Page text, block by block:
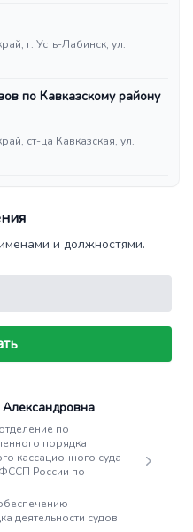
г. Усть-Лабинск, ул.
по Кавказскому району
ст-ца Кавказская, ул.
и должностями.
по
порядка
кассационного суда
России по
деятельности судов